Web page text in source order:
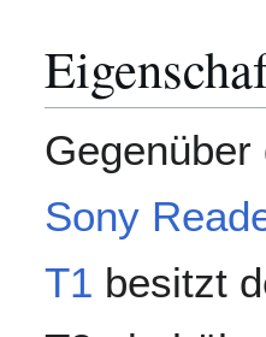
Gegenüber
Sony
T1 besitzt